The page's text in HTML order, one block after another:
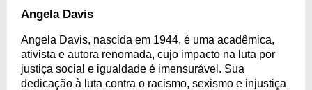
não é a melhor solução para destruir o preconceito. Preparamos grandes
Angela Davis
Angela Davis, nascida em 1944, é uma acadêmica,
ativista e autora renomada, cujo impacto na luta por
justiça social e igualdade é imensurável. Sua
dedicação à luta contra o racismo, sexismo e injustiça